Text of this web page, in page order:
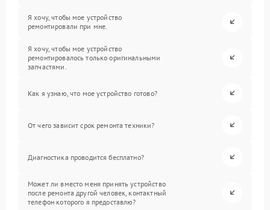
Я хочу, чтобы мое устройство
ремонтировали при мне.
Я хочу, чтобы мое устройство
ремонтировалось только оригинальными
запчастями.
Как я узнаю, что мое устройство готово?
От чего зависит срок ремонта техники?
Диагностика проводится бесплатно?
Может ли вместо меня принять устройство
после ремонта другой человек, контактный
телефон которого я предоставлю?